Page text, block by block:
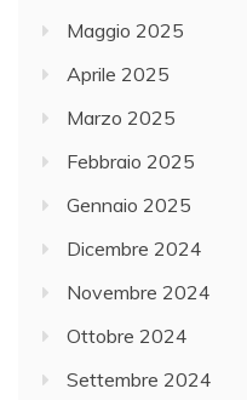
Maggio 2025
Aprile 2025
Marzo 2025
Febbraio 2025
Gennaio 2025
Dicembre 2024
Novembre 2024
Ottobre 2024
Settembre 2024